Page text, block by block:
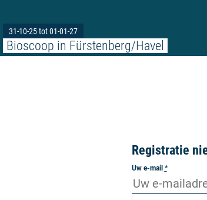
31-10-25 tot 01-01-27
Bioscoop in Fürstenberg/Havel
Registratie
Uw e-mail *